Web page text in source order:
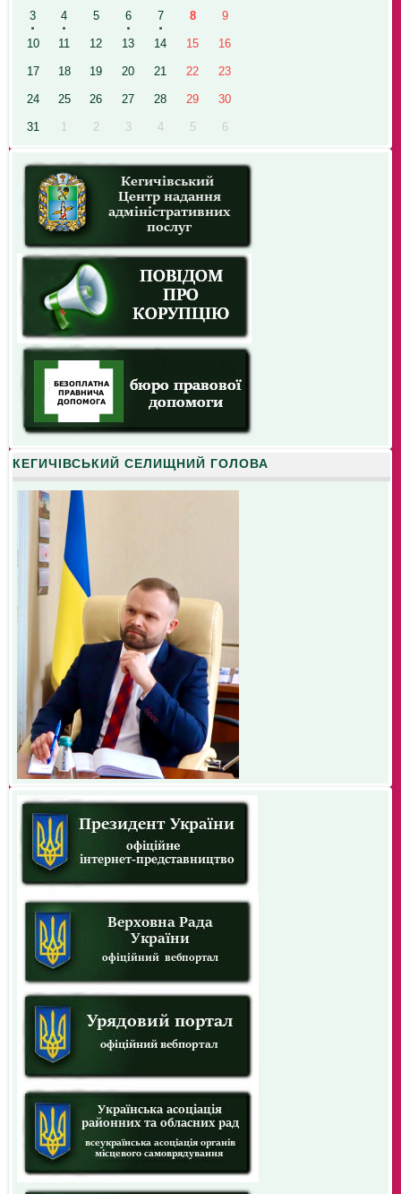
3 4 5 6 7 8 9
10 11 12 13 14 15 16
17 18 19 20 21 22 23
24 25 26 27 28 29 30
31 1 2 3 4 5 6
КЕГИЧІВСЬКИЙ СЕЛИЩНИЙ ГОЛОВА